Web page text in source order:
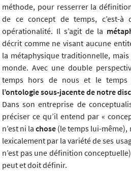
méthode, pour resserrer la
de ce concept de temps, c’est-
opérationalité. Il s’agit de la
décrit comme ne visant aucune
la métaphysique traditionnelle,
monde. Avec une double
temps hors de nous et le temps
l’ontologie sous-jacente de notre
Dans son entreprise de
préciser ce qu’il entend par «
n’est ni lachose (le temps lui-même),
lexicalement par la variété de ses
n’est pas une définition
peut et doit définir.